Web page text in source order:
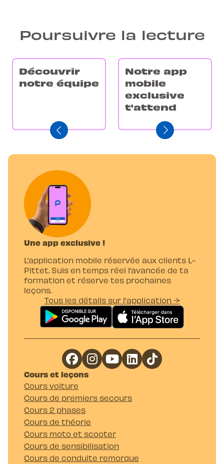
Poursuivre la lecture
Découvrir
notre équipe
Notre app
mobile
exclusive
t'attend
Une app exclusive !
L’application mobile réservée aux clients L-
Pittet. Suis en temps réel l’avancée de ta
formation et réserve tes prochaines
leçons.
Tous les détails sur l'application →
Cours et leçons
Cours voiture
Cours de premiers secours
Cours 2 phases
Cours de théorie
Cours moto et scooter
Cours de sensibilisation
Cours de conduite remorque